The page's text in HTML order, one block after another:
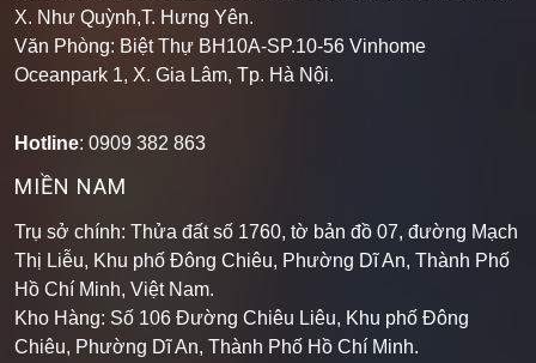
X. Như Quỳnh,T. Hưng Yên.
Văn Phòng: Biệt Thự BH10A-SP.10-56 Vinhome
Oceanpark 1, X. Gia Lâm, Tp. Hà Nội.
Hotline: 0909 382 863
MIỀN NAM
Trụ sở chính: Thửa đất số 1760, tờ bản đồ 07, đường Mạch
Thị Liễu, Khu phố Đông Chiêu, Phường Dĩ An, Thành Phố
Hồ Chí Minh, Việt Nam.
Kho Hàng: Số 106 Đường Chiêu Liêu, Khu phố Đông
Chiêu, Phường Dĩ An, Thành Phố Hồ Chí Minh.